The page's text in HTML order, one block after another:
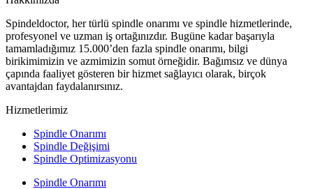
Spindeldoctor, her türlü spindle onarımı ve spindle hizmetlerinde,
profesyonel ve uzman iş ortağınızdır. Bugüne kadar başarıyla
tamamladığımız 15.000’den fazla spindle onarımı, bilgi
birikimimizin ve azmimizin somut örneğidir. Bağımsız ve dünya
çapında faaliyet gösteren bir hizmet sağlayıcı olarak, birçok
avantajdan faydalanırsınız.
Hizmetlerimiz
Spindle Onarımı
Spindle Değişimi
Spindle Optimizasyonu
Spindle Onarımı